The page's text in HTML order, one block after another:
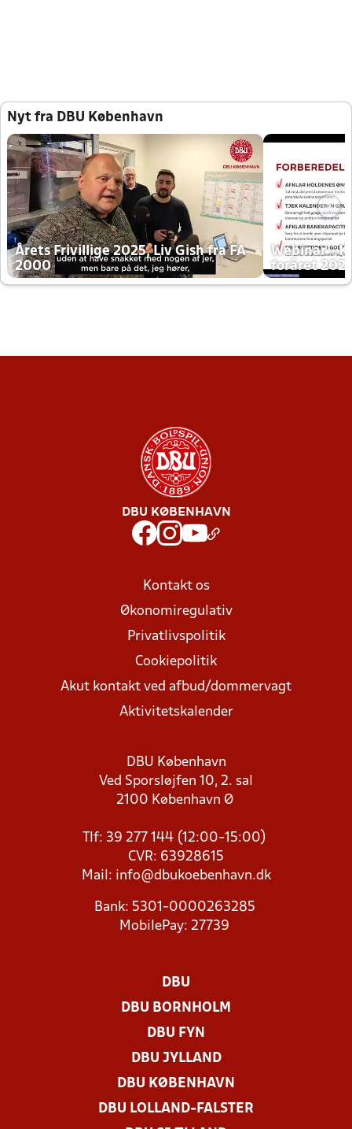
Nyt fra DBU København
Årets Frivillige 2025, Liv Gish fra FA
2000
Webinar -
foråret
DBU KØBENHAVN
Kontakt os
Økonomiregulativ
Privatlivspolitik
Cookiepolitik
Akut kontakt ved afbud/dommervagt
Aktivitetskalender
DBU København
Ved Sporsløjfen 10, 2. sal
2100 København Ø
Tlf: 39 277 144 (12:00-15:00)
CVR: 63928615
Mail: info@dbukoebenhavn.dk
Bank: 5301-0000263285
MobilePay: 27739
DBU
DBU BORNHOLM
DBU FYN
DBU JYLLAND
DBU KØBENHAVN
DBU LOLLAND-FALSTER